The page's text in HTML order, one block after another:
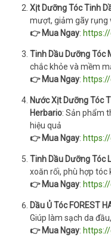
Xịt Dưỡng Tóc Tinh
mượt, giảm gãy rụng
👉 Mua Ngay:
Tinh Dầu Dưỡng Tóc
chắc khỏe và mềm
👉 Mua Ngay:
Nước Xịt Dưỡng Tóc
Herbario: Sản phẩm
hiệu quả
👉 Mua Ngay:
Tinh Dầu Dưỡng Tóc
xoăn rối, phù hợp tóc
👉 Mua Ngay: https://
Dầu Ủ Tóc FOREST
Giúp làm sạch da
👉 Mua Ngay: